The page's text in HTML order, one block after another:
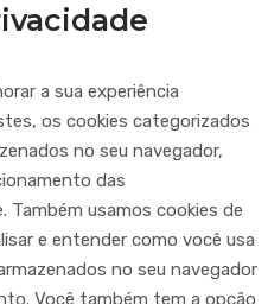
a sua experiência
os cookies categorizados
no seu navegador,
das
Também usamos cookies de
e entender como você usa
no seu navegador